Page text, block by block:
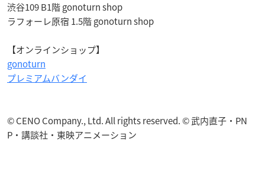
渋谷109 B1階 gonoturn shop
ラフォーレ原宿 1.5階 gonoturn shop
【オンラインショップ】
gonoturn
プレミアムバンダイ
© CENO Company., Ltd. All rights reserved. © 武内直子・PN
P・講談社・東映アニメーション